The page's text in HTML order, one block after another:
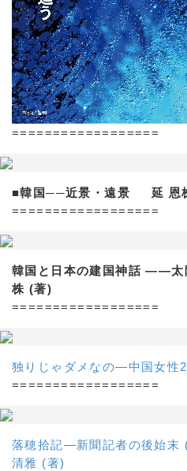
==================
■韓国──近景・遠景 延 恩
==================
韓国と日本の建国神話 ——
株 (著)
==================
独りじゃダメなの―中国女性
==================
落穂拾記―新聞記者の後始末
清雅 (著)